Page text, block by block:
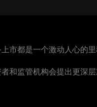
市都是一个激动人心的
和监管机构会提出更深